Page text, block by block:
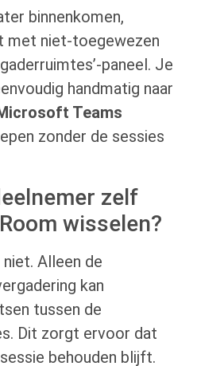
binnenkomen,
met niet-toegewezen
paneel. Je
handmatig naar
Teams
zonder de sessies
zelf
wisselen?
Alleen de
kan
tussen de
Dit zorgt ervoor dat
behouden blijft.